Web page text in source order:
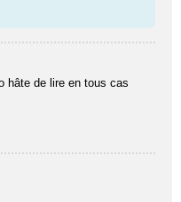
hâte de lire en tous cas